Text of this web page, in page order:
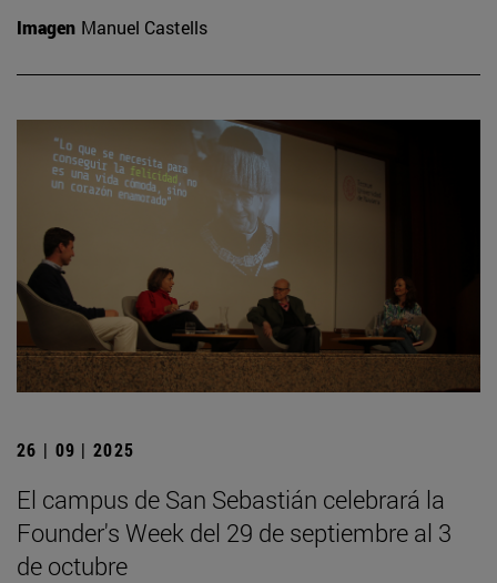
Imagen Manuel Castells
26 | 09 | 2025
El campus de San Sebastián celebrará la
Founder's Week del 29 de septiembre al 3
de octubre